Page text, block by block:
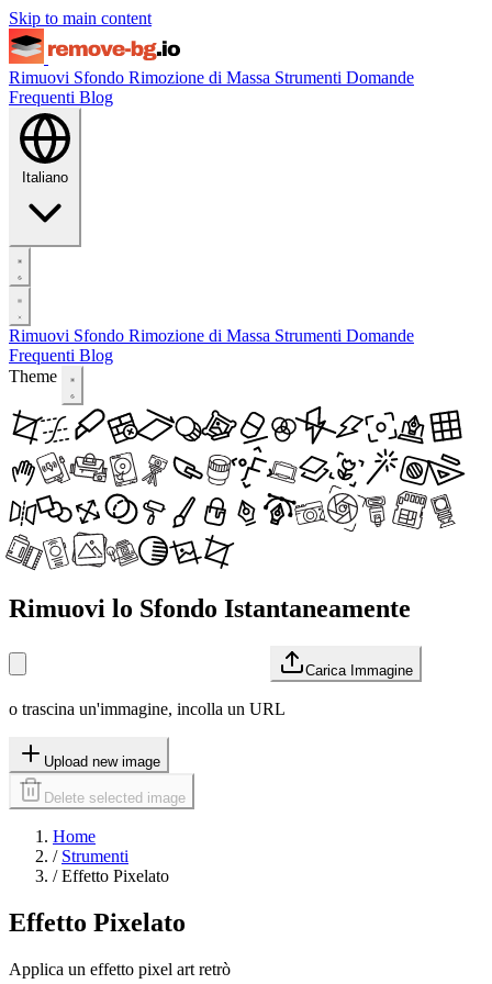
Skip to main content
Rimuovi Sfondo Rimozione di Massa Strumenti Domande
Frequenti Blog
Italiano
Rimuovi Sfondo Rimozione di Massa Strumenti Domande
Frequenti Blog
Theme
Rimuovi lo Sfondo Istantaneamente
Carica Immagine
o trascina un'immagine, incolla un URL
Upload new image
Delete selected image
Home
/ Strumenti
/ Effetto Pixelato
Effetto Pixelato
Applica un effetto pixel art retrò